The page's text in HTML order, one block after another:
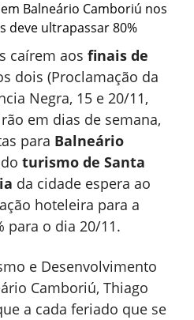
caírem aos finais de
dois (Proclamação da
Negra, 15 e 20/11,
em dias de semana,
para Balneário
turismo de Santa
da cidade espera ao
hoteleira para a
para o dia 20/11.
e Desenvolvimento
Camboriú, Thiago
a cada feriado que se